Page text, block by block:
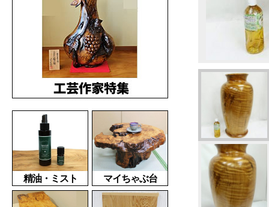
精油・ミスト マイちゃぶ台